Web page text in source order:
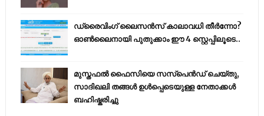
ഡ്രൈവിംഗ് ലൈസൻസ് കാലാവധി തീർന്നോ?
ഓൺലൈനായി പുതുക്കാം ഈ 4 സ്റ്റെപ്പിലൂടെ..
മുസ്തഫൽ ഫൈസിയെ സസ്‌പെൻഡ് ചെയ്തു,
സാദിഖലി തങ്ങൾ ഉൾപ്പെടെയുള്ള നേതാക്കൾ
ബഹിഷ്കരിച്ചു